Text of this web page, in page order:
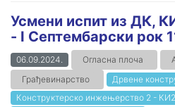
Усмени испит из ДК,
- I Септембарски рок
06.09.2024. Огласна плоча
Грађевинарство
Дрвене
Конструктерско инжењерство 2 - КИ2